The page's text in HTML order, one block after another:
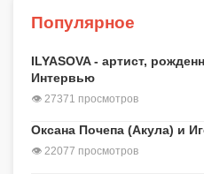
Популярное
ILYASOVA - артист,
Интервью
👁 27371 просмотров
Оксана Почепа (Акула) и
👁 22077 просмотров